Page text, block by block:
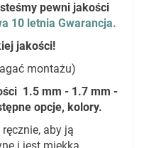
pewni jakości
10 letnia Gwarancja.
jakości!
montażu)
1.5 mm - 1.7 mm -
opcje, kolory.
aby ją